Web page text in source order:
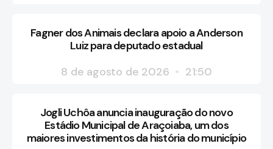
Fagner dos Animais declara apoio a Anderson
Luiz para deputado estadual
8 de agosto de 2026
21:50
Jogli Uchôa anuncia inauguração do novo
Estádio Municipal de Araçoiaba, um dos
maiores investimentos da história do município